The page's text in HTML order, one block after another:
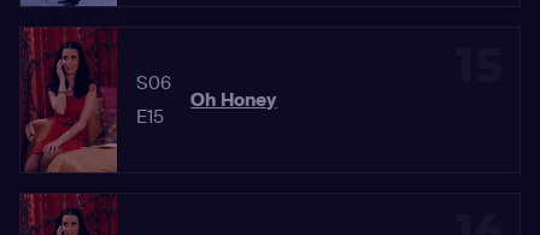
S06
E15
Oh Honey